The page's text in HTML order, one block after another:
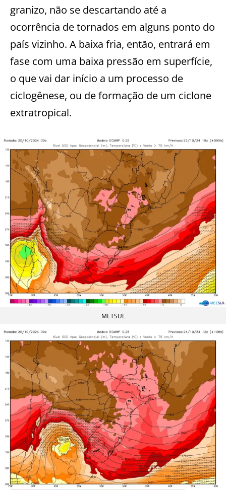
granizo, não se descartando até a
ocorrência de tornados em alguns ponto do
país vizinho. A baixa fria, então, entrará em
fase com uma baixa pressão em superfície,
o que vai dar início a um processo de
ciclogênese, ou de formação de um ciclone
extratropical.
METSUL